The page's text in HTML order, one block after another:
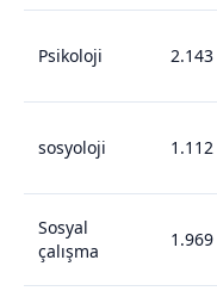
Psikoloji 2.143
sosyoloji 1.112
Sosyal
çalışma
1.969